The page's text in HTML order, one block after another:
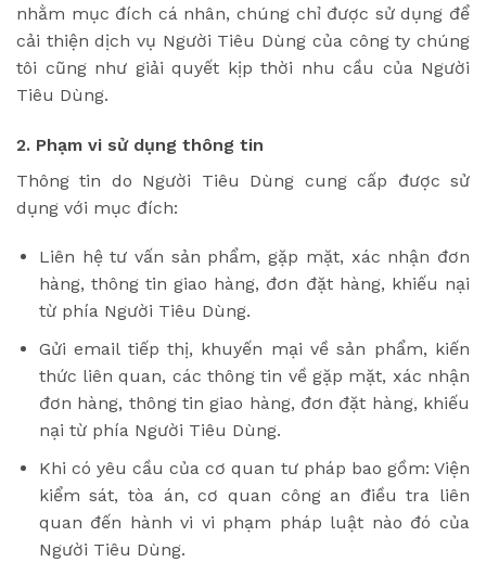
nhằm mục đích cá nhân, chúng chỉ được sử dụng để
cải thiện dịch vụ Người Tiêu Dùng của công ty chúng
tôi cũng như giải quyết kịp thời nhu cầu của Người
Tiêu Dùng.
2. Phạm vi sử dụng thông tin
Thông tin do Người Tiêu Dùng cung cấp được sử
dụng với mục đích:
Liên hệ tư vấn sản phẩm, gặp mặt, xác nhận đơn
hàng, thông tin giao hàng, đơn đặt hàng, khiếu nại
từ phía Người Tiêu Dùng.
Gửi email tiếp thị, khuyến mại về sản phẩm, kiến
thức liên quan, các thông tin về gặp mặt, xác nhận
đơn hàng, thông tin giao hàng, đơn đặt hàng, khiếu
nại từ phía Người Tiêu Dùng.
Khi có yêu cầu của cơ quan tư pháp bao gồm: Viện
kiểm sát, tòa án, cơ quan công an điều tra liên
quan đến hành vi vi phạm pháp luật nào đó của
Người Tiêu Dùng.